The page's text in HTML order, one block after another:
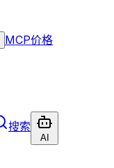
MCP价格
搜索
AI